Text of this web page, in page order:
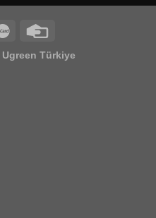
Ugreen Türkiye